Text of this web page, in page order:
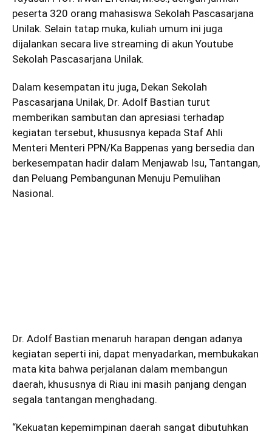
peserta 320 orang mahasiswa Sekolah Pascasarjana
Unilak. Selain tatap muka, kuliah umum ini juga
dijalankan secara live streaming di akun Youtube
Sekolah Pascasarjana Unilak.
Dalam kesempatan itu juga, Dekan Sekolah
Pascasarjana Unilak, Dr. Adolf Bastian turut
memberikan sambutan dan apresiasi terhadap
kegiatan tersebut, khususnya kepada Staf Ahli
Menteri Menteri PPN/Ka Bappenas yang bersedia dan
berkesempatan hadir dalam Menjawab Isu, Tantangan,
dan Peluang Pembangunan Menuju Pemulihan
Nasional.
Dr. Adolf Bastian menaruh harapan dengan adanya
kegiatan seperti ini, dapat menyadarkan, membukakan
mata kita bahwa perjalanan dalam membangun
daerah, khususnya di Riau ini masih panjang dengan
segala tantangan menghadang.
“Kekuatan kepemimpinan daerah sangat dibutuhkan